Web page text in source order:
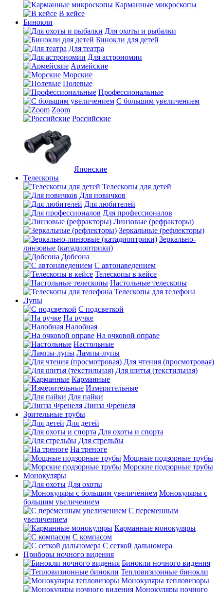
Карманные микроскопы
В кейсе
Бинокли
Для охоты и рыбалки
Бинокли для детей
Для театра
Для астрономии
Армейские
Морские
Полевые
Профессиональные
С большим увеличением
Zoom
Российские
Японские
Телескопы
Телескопы для детей
Для новичков
Для любителей
Для профессионалов
Линзовые (рефракторы)
Зеркальные (рефлекторы)
Зеркально-
линзовые (катадиоптрики)
Добсона
С автонаведением
Телескопы в кейсе
Настольные телескопы
Телескопы для телефона
Лупы
С подсветкой
На ручке
Налобная
На очковой оправе
Настольные
Лампы-лупы
Для чтения (просмотровая)
Для шитья (текстильная)
Карманные
Измерительные
Для пайки
Линза Френеля
Зрительные трубы
Для детей
Для охоты и спорта
Для стрельбы
На треноге
Мощные подзорные трубы
Морские подзорные трубы
Монокуляры
Для охоты
Монокуляры с
большим увеличением
С переменным
увеличением
Карманные монокуляры
С компасом
С сеткой дальномера
Приборы ночного видения
Бинокли ночного видения
Тепловизионные бинокли
Монокуляры тепловизоры
Монокуляры ночного